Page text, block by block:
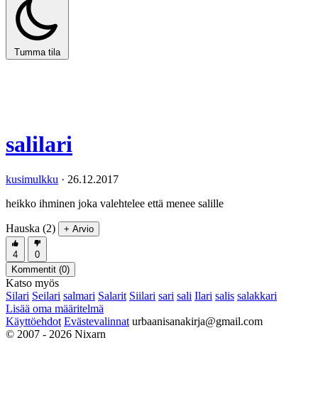
Tumma tila
salilari
kusimulkku · 26.12.2017
heikko ihminen joka valehtelee että menee salille
Hauska (2) + Arvio
4
0
Kommentit (0)
Katso myös
Silari Seilari salmari Salarit Siilari sari sali Ilari salis salakkari
Lisää oma määritelmä
Käyttöehdot Evästevalinnat urbaanisanakirja@gmail.com
© 2007 - 2026 Nixarn